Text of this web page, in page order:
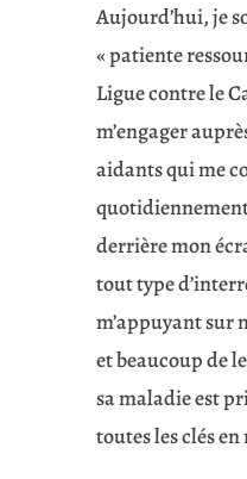
Aujourd’hui, je
« patiente
Ligue contre le
m’engager
aidants qui me
derrière mon
tout type
m’appuyant sur
et beaucoup de
sa maladie est
toutes les clés